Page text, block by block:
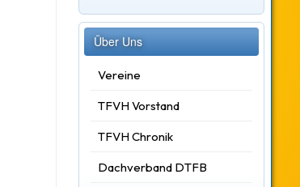
Über Uns
Vereine
TFVH Vorstand
TFVH Chronik
Dachverband DTFB